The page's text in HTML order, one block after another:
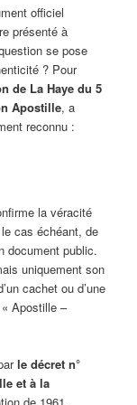
officiel
présenté à
se pose
? Pour
de La Haye du 5
Apostille, a
reconnu :
la véracité
cas échéant, de
document public.
uniquement son
cachet ou d’une
Apostille –
le décret n°
et à la